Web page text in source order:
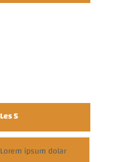
Les 5
Lorem ipsum dolar